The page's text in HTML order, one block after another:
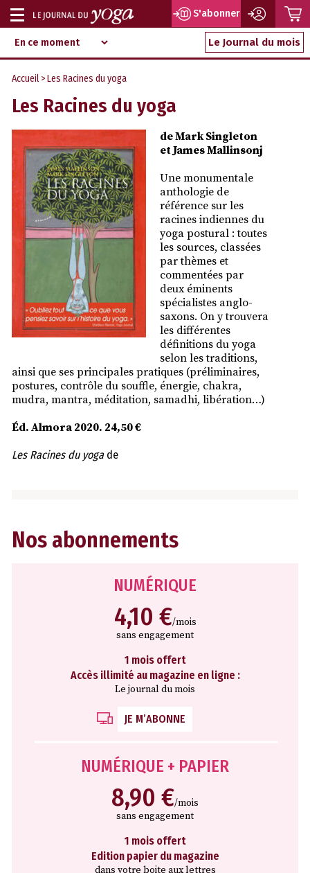
Aller
au
contenu
d‘information
indépendant
Afficher
ou
masquer
navigation
S'abonner
Le Journal du mois
Accueil > Les Racines du yoga
Les Racines du yoga
de Mark Singleton
et James Mallinsonj
Une monumentale
anthologie de
référence sur les
racines indiennes du
yoga postural : toutes
les sources, classées
par thèmes et
commentées par
deux éminents
spécialistes anglo-
saxons. On y trouvera
les différentes
définitions du yoga
selon les traditions,
ainsi que ses principales pratiques (préliminaires,
postures, contrôle du souffle, énergie, chakra,
mudra, mantra, méditation, samadhi, libération…)
Éd. Almora 2020. 24,50 €
Les Racines du yoga de
Nos abonnements
NUMÉRIQUE
4,10 €/mois
sans engagement
1 mois offert
Accès illimité au magazine en ligne :
Le journal du mois
JE M’ABONNE
NUMÉRIQUE + PAPIER
8,90 €/mois
sans engagement
1 mois offert
Edition papier du magazine
dans votre boite aux lettres